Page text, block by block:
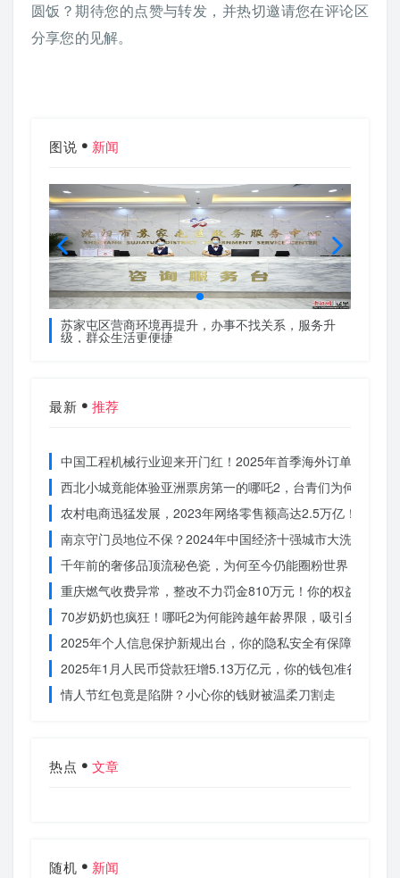
圆饭？期待您的点赞与转发，并热切邀请您在评论区
分享您的见解。
图说 新闻
苏家屯区营商环境再提升，办事不找关系，服务升
级，群众生活更便捷
最新 推荐
中国工程机械行业迎来开门红！2025年首季海外订单激增，
西北小城竟能体验亚洲票房第一的哪吒2，台青们为何如此惊
农村电商迅猛发展，2023年网络零售额高达2.5万亿！你还在
南京守门员地位不保？2024年中国经济十强城市大洗牌
千年前的奢侈品顶流秘色瓷，为何至今仍能圈粉世界？揭秘
重庆燃气收费异常，整改不力罚金810万元！你的权益被侵犯
70岁奶奶也疯狂！哪吒2为何能跨越年龄界限，吸引全民观影
2025年个人信息保护新规出台，你的隐私安全有保障了吗？
2025年1月人民币贷款狂增5.13万亿元，你的钱包准备好了吗
情人节红包竟是陷阱？小心你的钱财被温柔刀割走
热点 文章
随机 新闻